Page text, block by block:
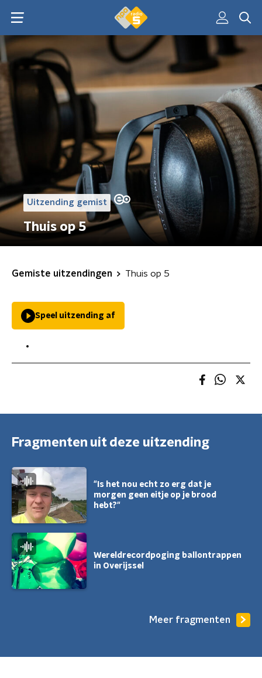
Uitzending gemist
Thuis op 5
Gemiste uitzendingen Thuis op 5
Speel uitzending af
Fragmenten uit deze uitzending
"Is het nou echt zo erg dat je
morgen geen eitje op je brood
hebt?"
Wereldrecordpoging ballontrappen
in Overijssel
Meer fragmenten